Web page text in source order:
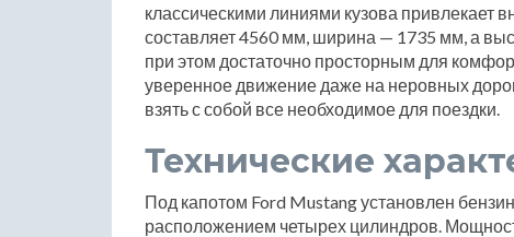
классическими линиями кузова привлекает
составляет 4560 мм, ширина — 1735 мм, а
при этом достаточно просторным для
уверенное движение даже на неровных
взять с собой все необходимое для поездки.
Технические
Под капотом Ford Mustang установлен
расположением четырех цилиндров.